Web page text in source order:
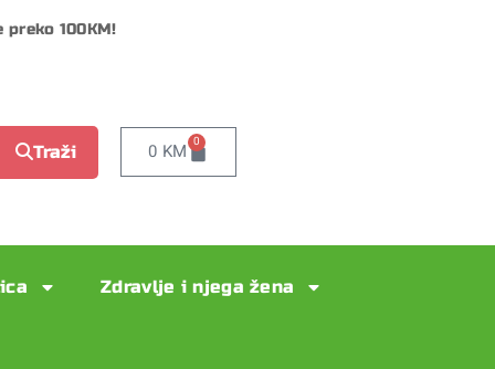
preko 100KM!
Traži 0 KM 0
Zdravlje i njega žena